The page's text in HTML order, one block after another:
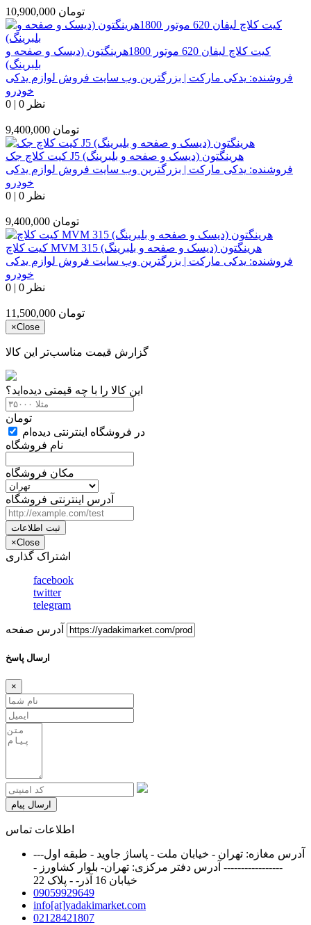
10,900,000 تومان
کیت کلاچ لیفان 620 موتور 1800هرینگتون (دیسک و صفحه و
بلبرینگ)
فروشنده: یدکی مارکت | بزرگترین وب سایت فروش لوازم یدکی
خودرو
0 | 0 نظر
9,400,000 تومان
کیت کلاچ جک J5 هرینگتون (دیسک و صفحه و بلبرینگ)
فروشنده: یدکی مارکت | بزرگترین وب سایت فروش لوازم یدکی
خودرو
0 | 0 نظر
9,400,000 تومان
کیت کلاچ MVM 315 هرینگتون (دیسک و صفحه و بلبرینگ)
فروشنده: یدکی مارکت | بزرگترین وب سایت فروش لوازم یدکی
خودرو
0 | 0 نظر
11,500,000 تومان
×Close
گزارش قیمت مناسب‌تر این کالا
این کالا را با چه قیمتی دیده‌اید؟
تومان
در فروشگاه اینترنتی دیده‌ام
نام فروشگاه
مکان فروشگاه
آدرس اینترنتی فروشگاه
ثبت اطلاعات
×Close
اشتراک گذاری
facebook
twitter
telegram
آدرس صفحه
ارسال پاسخ
×
ارسال پیام
اطلاعات تماس
آدرس مغازه: تهران - خیابان ملت - پاساژ جاوید - طبقه اول---
----------------- آدرس دفتر مرکزی: تهران- بلوار کشاورز -
خیابان 16 آذر- - پلاک 22
09059929649
info[at]yadakimarket.com
02128421807